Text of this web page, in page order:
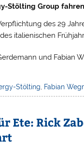
Stölting Group
des 29
italienischen
und Fabian
Stölting Fabian
Ete: Rick